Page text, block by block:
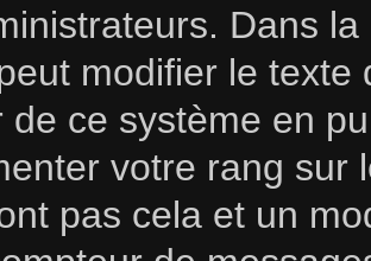
Dans
modifier le
de ce système en
votre rang
pas cela et un